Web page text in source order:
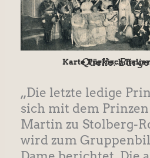
Karte Türkisch
Quelle:
„Die letzte ledige
sich mit dem
Martin zu Stolberg-
wird zum